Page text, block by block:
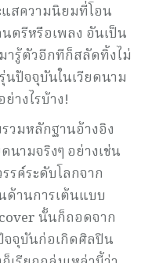
สความนิยมที่โอน
ตรีหรือเพลง อันเป็น
ารู้ตัวอีกทีก็สลัดทิ้งไม่
นปัจจุบันในเวียดนาม
างไรบ้าง!
วมหลักฐานอ้างอิง
นามจริงๆ อย่างเช่น
ค์ระดับโลกจาก
ด้านการเต้นแบบ
นั้นก็ถอดจาก
จจุบันก่อเกิดศิลปิน